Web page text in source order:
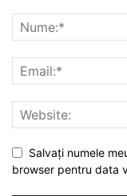
Salvați numele
browser pentru data